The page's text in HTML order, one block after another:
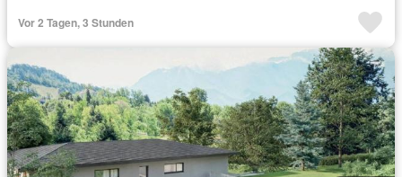
Vor 2 Tagen, 3 Stunden